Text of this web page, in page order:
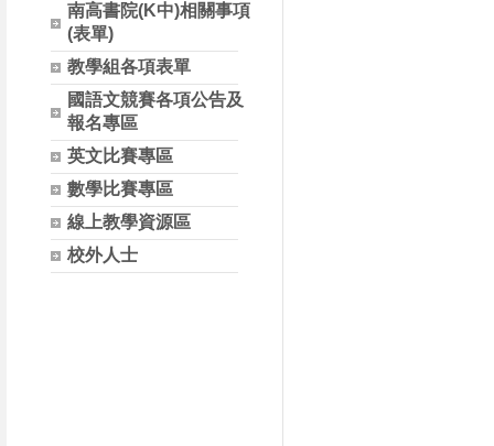
南高書院(K中)相關事項
(表單)
教學組各項表單
國語文競賽各項公告及
報名專區
英文比賽專區
數學比賽專區
線上教學資源區
校外人士